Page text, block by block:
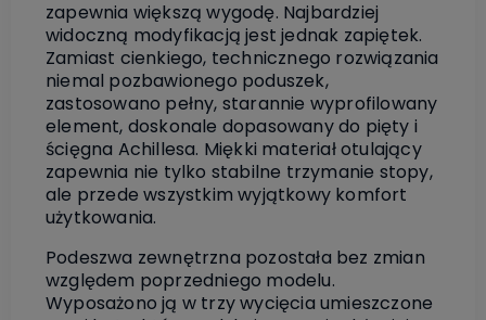
zapewnia większą wygodę. Najbardziej
widoczną modyfikacją jest jednak zapiętek.
Zamiast cienkiego, technicznego rozwiązania
niemal pozbawionego poduszek,
zastosowano pełny, starannie wyprofilowany
element, doskonale dopasowany do pięty i
ścięgna Achillesa. Miękki materiał otulający
zapewnia nie tylko stabilne trzymanie stopy,
ale przede wszystkim wyjątkowy komfort
użytkowania.
Podeszwa zewnętrzna pozostała bez zmian
względem poprzedniego modelu.
Wyposażono ją w trzy wycięcia umieszczone